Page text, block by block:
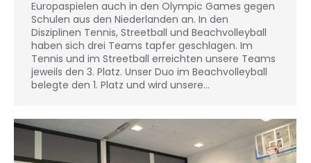
Europaspielen auch in den Olympic Games gegen
Schulen aus den Niederlanden an. In den
Disziplinen Tennis, Streetball und Beachvolleyball
haben sich drei Teams tapfer geschlagen. Im
Tennis und im Streetball erreichten unsere Teams
jeweils den 3. Platz. Unser Duo im Beachvolleyball
belegte den 1. Platz und wird unsere…